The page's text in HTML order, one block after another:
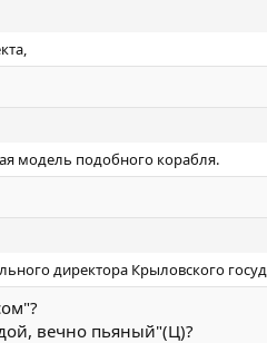
модель подобного корабля.
директора Крыловского
вечно пьяный"(Ц)?